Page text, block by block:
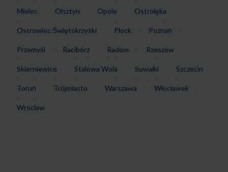
Mielec Olsztyn Opole Ostrołęka
Ostrowiec Świętokrzyski Płock Poznań
Przemyśl Racibórz Radom Rzeszów
Skierniewice Stalowa Wola Suwałki Szczecin
Toruń Trójmiasto Warszawa Włocławek
Wrocław